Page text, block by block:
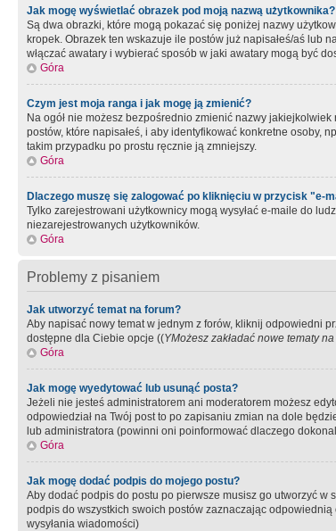
Jak mogę wyświetlać obrazek pod moją nazwą użytkownika?
Są dwa obrazki, które mogą pokazać się poniżej nazwy
kropek. Obrazek ten wskazuje ile postów już napisałeś/aś lub
włączać awatary i wybierać sposób w jaki awatary mogą być
Góra
Czym jest moja ranga i jak mogę ją zmienić?
Na ogół nie możesz bezpośrednio zmienić nazwy
postów, które napisałeś, i aby identyfikować konkretne osoby,
takim przypadku po prostu ręcznie ją zmniejszy.
Góra
Dlaczego muszę się zalogować po kliknięciu w przycisk "e-
Tylko zarejestrowani użytkownicy mogą wysyłać e-maile do
niezarejestrowanych użytkowników.
Góra
Problemy z pisaniem
Jak utworzyć temat na forum?
Aby napisać nowy temat w jednym z forów, kliknij odpowiedni
dostępne dla Ciebie opcje ((YMożesz zakładać nowe tematy
Góra
Jak mogę wyedytować lub usunąć posta?
Jeżeli nie jesteś administratorem ani moderatorem możesz
odpowiedział na Twój post to po zapisaniu zmian na dole
lub administratora (powinni oni poinformować dlaczego
Góra
Jak mogę dodać podpis do mojego postu?
Aby dodać podpis do postu po pierwsze musisz go utworzyć w
podpis do wszystkich swoich postów zaznaczając
wysyłania wiadomości)